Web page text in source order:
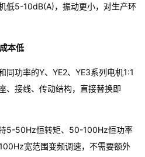
低5-10dB(A)，振动更小，对生产环
本低
同功率的Y、YE2、YE3系列电机1:1
、接线、传动结构，直接替换即
5-50Hz恒转矩、50-100Hz恒功率
宽范围变频调速，不需要额外